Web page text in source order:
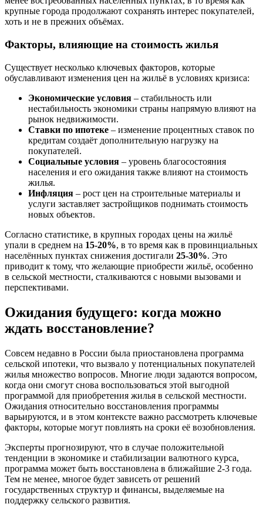
крупные города продолжают сохранять интерес покупателей,
хоть и не в прежних объёмах.
Факторы, влияющие на стоимость жилья
Существует несколько ключевых факторов, которые
обуславливают изменения цен на жильё в условиях кризиса:
Экономические условия – стабильность или
нестабильность экономики страны напрямую влияют на
рынок недвижимости.
Ставки по ипотеке – изменение процентных ставок по
кредитам создаёт дополнительную нагрузку на
покупателей.
Социальные условия – уровень благосостояния
населения и его ожидания также влияют на стоимость
жилья.
Инфляция – рост цен на строительные материалы и
услуги заставляет застройщиков поднимать стоимость
новых объектов.
Согласно статистике, в крупных городах цены на жильё
упали в среднем на 15-20%, в то время как в провинциальных
населённых пунктах снижения достигали 25-30%. Это
приводит к тому, что желающие приобрести жильё, особенно
в сельской местности, сталкиваются с новыми вызовами и
перспективами.
Ожидания будущего: когда можно
ждать восстановление?
Совсем недавно в России была приостановлена программа
сельской ипотеки, что вызвало у потенциальных покупателей
жилья множество вопросов. Многие люди задаются вопросом,
когда они смогут снова воспользоваться этой выгодной
программой для приобретения жилья в сельской местности.
Ожидания относительно восстановления программы
варьируются, и в этом контексте важно рассмотреть ключевые
факторы, которые могут повлиять на сроки её возобновления.
Эксперты прогнозируют, что в случае положительной
тенденции в экономике и стабилизации валютного курса,
программа может быть восстановлена в ближайшие 2-3 года.
Тем не менее, многое будет зависеть от решений
государственных структур и финансы, выделяемые на
поддержку сельского развития.